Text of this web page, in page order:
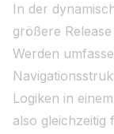
In der
größere
Werden
Logiken in
also gleichzeitig